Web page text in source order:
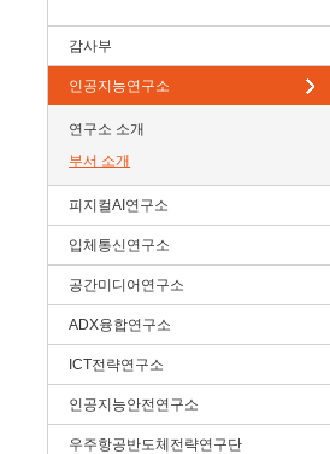
감사부
인공지능연구소
연구소 소개
부서 소개
피지컬AI연구소
입체통신연구소
공간미디어연구소
ADX융합연구소
ICT전략연구소
인공지능안전연구소
우주항공반도체전략연구단